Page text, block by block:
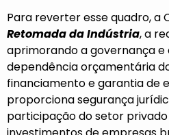
Para reverter esse quadro, a
Retomada da Indústria, a
aprimorando a governança e
dependência orçamentária
financiamento e garantia de
proporciona segurança
participação do setor